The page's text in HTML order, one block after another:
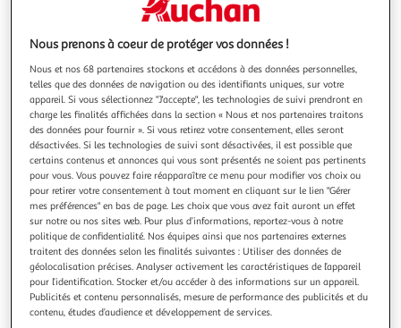
TEFAL
Casserole induction inox 20 cm
Excellent conducteur, l'acier inoxydable diffuse la chaleur
de façon homogène pendant la cuisson sans aucun point
de surchauffe, ce qui est parfait pour les plats mijotés à
petit feu.
En savoir +
Vous voulez connaître le prix de ce produit ?
Afficher le prix
Nous prenons à coeur de protéger vos données !
Nous et nos 68 partenaires stockons et accédons à des données personnelles,
telles que des données de navigation ou des identifiants uniques, sur votre
appareil. Si vous sélectionnez "J'accepte", les technologies de suivi prendront en
charge les finalités affichées dans la section « Nous et nos partenaires traitons
des données pour fournir ». Si vous retirez votre consentement, elles seront
désactivées. Si les technologies de suivi sont désactivées, il est possible que
certains contenus et annonces qui vous sont présentés ne soient pas pertinents
pour vous. Vous pouvez faire réapparaître ce menu pour modifier vos choix ou
pour retirer votre consentement à tout moment en cliquant sur le lien "Gérer
mes préférences" en bas de page. Les choix que vous avez fait auront un effet
sur notre ou nos sites web. Pour plus d’informations, reportez-vous à notre
politique de confidentialité. Nos équipes ainsi que nos partenaires externes
traitent des données selon les finalités suivantes : Utiliser des données de
géolocalisation précises. Analyser activement les caractéristiques de l’appareil
pour l’identification. Stocker et/ou accéder à des informations sur un appareil.
Publicités et contenu personnalisés, mesure de performance des publicités et du
contenu, études d’audience et développement de services.